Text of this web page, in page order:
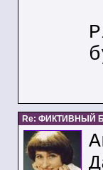
Re: ФИКТИВНЫЙ